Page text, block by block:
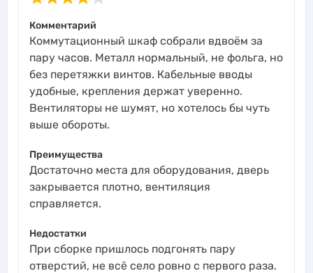
Комментарий
Коммутационный шкаф собрали вдвоём за
пару часов. Металл нормальный, не фольга, но
без перетяжки винтов. Кабельные вводы
удобные, крепления держат уверенно.
Вентиляторы не шумят, но хотелось бы чуть
выше обороты.
Преимущества
Достаточно места для оборудования, дверь
закрывается плотно, вентиляция
справляется.
Недостатки
При сборке пришлось подгонять пару
отверстий, не всё село ровно с первого раза.